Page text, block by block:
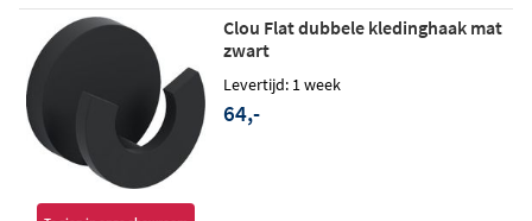
Clou Flat dubbele kledinghaak mat
zwart
Levertijd: 1 week
64,-